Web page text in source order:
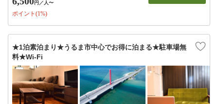
円 ／人〜
ポイント(1%)
★1泊素泊まり★うるま市中心でお得に泊まる★駐車場無
料★Wi-Fi